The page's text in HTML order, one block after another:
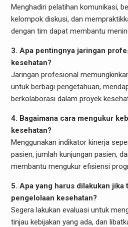
Menghadiri pelatihan komunikasi,
kelompok diskusi, dan
dengan tim dapat membantu
3. Apa pentingnya jaringan
kesehatan?
Jaringan profesional
untuk berbagi pengetahuan,
berkolaborasi dalam proyek
4. Bagaimana cara mengukur
kesehatan?
Menggunakan indikator kinerja
pasien, jumlah kunjungan pasien,
membantu mengukur efisiensi
5. Apa yang harus dilakukan jika
pengelolaan kesehatan?
Segera lakukan evaluasi untuk
tinjau kebijakan yang ada, dan